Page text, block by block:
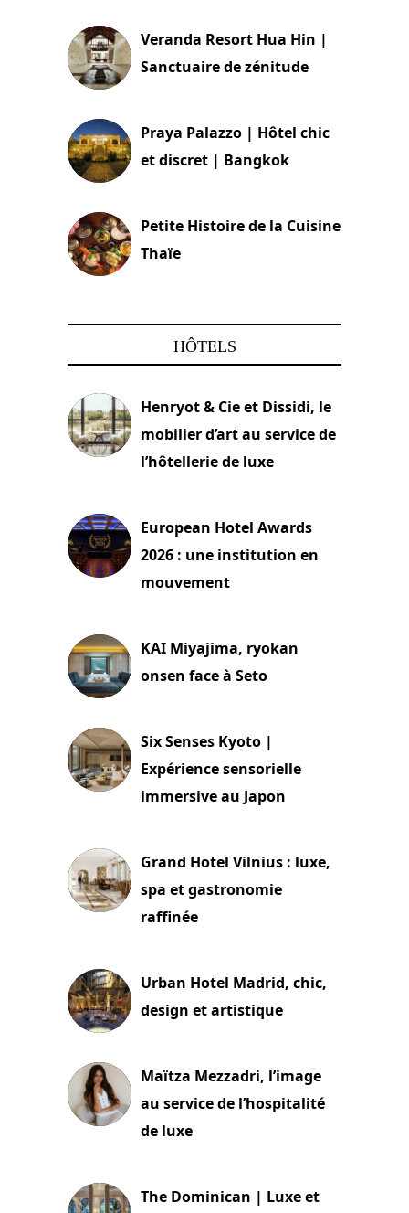
Veranda Resort Hua Hin |
Sanctuaire de zénitude
Praya Palazzo | Hôtel chic
et discret | Bangkok
Petite Histoire de la Cuisine
Thaïe
HÔTELS
Henryot & Cie et Dissidi, le
mobilier d’art au service de
l’hôtellerie de luxe
European Hotel Awards
2026 : une institution en
mouvement
KAI Miyajima, ryokan
onsen face à Seto
Six Senses Kyoto |
Expérience sensorielle
immersive au Japon
Grand Hotel Vilnius : luxe,
spa et gastronomie
raffinée
Urban Hotel Madrid, chic,
design et artistique
Maïtza Mezzadri, l’image
au service de l’hospitalité
de luxe
The Dominican | Luxe et